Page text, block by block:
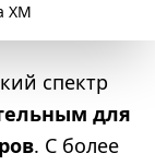
XM
спектр
для
. С более